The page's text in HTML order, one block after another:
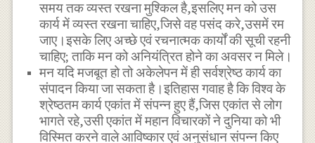
समय तक व्यस्त रखना मुश्किल है,इसलिए मन को उस
कार्य में व्यस्त रखना चाहिए,जिसे वह पसंद करे,उसमें रम
जाए।इसके लिए अच्छे एवं रचनात्मक कार्यों की सूची रहनी
चाहिए; ताकि मन को अनियंत्रित होने का अवसर न मिले।
मन यदि मजबूत हो तो अकेलेपन में ही सर्वश्रेष्ठ कार्य का
संपादन किया जा सकता है।इतिहास गवाह है कि विश्व के
श्रेष्ठतम कार्य एकांत में संपन्न हुए हैं,जिस एकांत से लोग
भागते रहे,उसी एकांत में महान विचारकों ने दुनिया को भी
विस्मित करने वाले आविष्कार एवं अनुसंधान संपन्न किए